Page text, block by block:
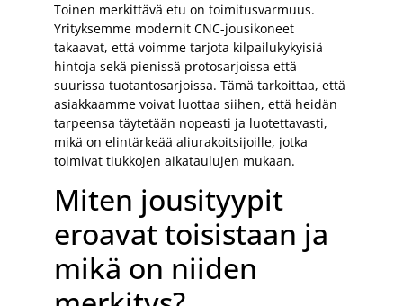
Toinen merkittävä etu on toimitusvarmuus.
Yrityksemme modernit CNC-jousikoneet
takaavat, että voimme tarjota kilpailukykyisiä
hintoja sekä pienissä protosarjoissa että
suurissa tuotantosarjoissa. Tämä tarkoittaa, että
asiakkaamme voivat luottaa siihen, että heidän
tarpeensa täytetään nopeasti ja luotettavasti,
mikä on elintärkeää aliurakoitsijoille, jotka
toimivat tiukkojen aikataulujen mukaan.
Miten jousityypit
eroavat toisistaan ja
mikä on niiden